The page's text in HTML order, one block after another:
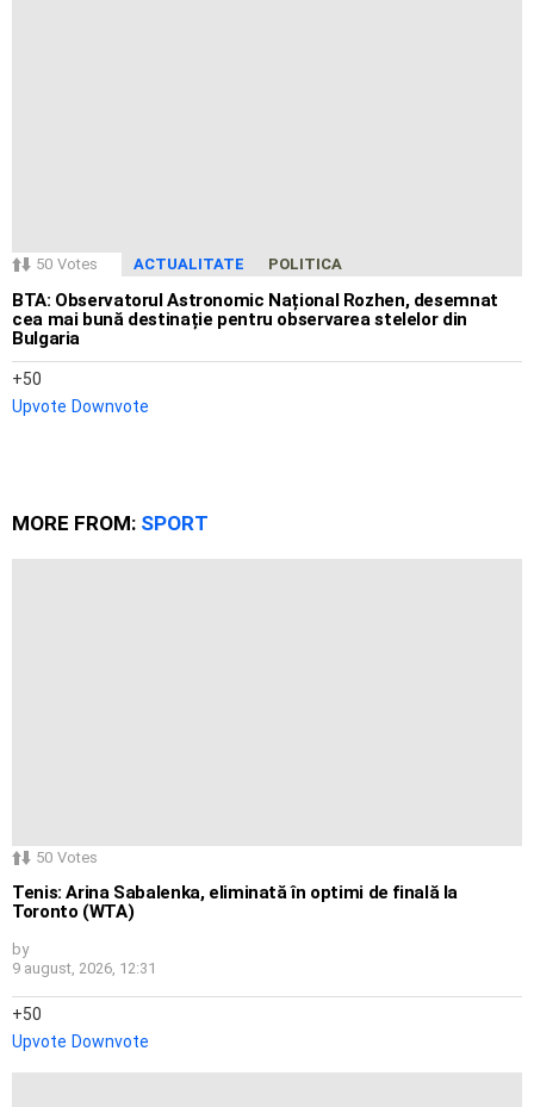
50 Votes ACTUALITATE POLITICA
BTA: Observatorul Astronomic Național Rozhen, desemnat
cea mai bună destinație pentru observarea stelelor din
Bulgaria
50
Upvote Downvote
MORE FROM: SPORT
50 Votes
Tenis: Arina Sabalenka, eliminată în optimi de finală la
Toronto (WTA)
by
9 august, 2026, 12:31
50
Upvote Downvote